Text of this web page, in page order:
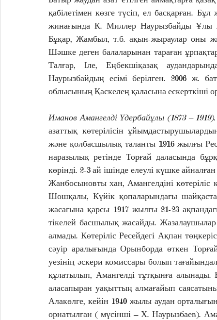
қабілетімен көзге түсіп, ел басқарған.
жинағында К. Миллер Наурызбайды Ұлы
Бұқар, Жамбыл, т.б. ақын-жыраулар оны
Шәшке деген балаларынан тараған
Талғар, Іле, Еңбекшіқазақ
Наурызбайдың есімі берілген. 2006 ж.
облысының Қаскелең қаласына ескерткіші
Иманов Амангелді Үдербайұлы (1873 –
азаттық көтерілісін
және қолбасшылық таланты 1916 жылғы
наразылық ретінде Торғай даласында
көрінді. 2-3 ай ішінде елеулі күшке
Жанбосыновты хан, Амангелдіні
Шошқалы, Күйік қопаларындағы
жасағына қарсы 1917 жылғы 21-23
тікелей басшылық жасайды. Жазалаушылар
алмады. Көтеріліс Ресейдегі Ақпан
сәуір аралығында Орынборда өткен
уезінің әскери комиссары болып
құлатылып, Амангелді тұтқынға алынады.
аласапыран уақыттың алмағайып
Алакөлге, кейін 1940 жылы аудан
орнатылған ( мүсінші – Х. Наурызбаев).